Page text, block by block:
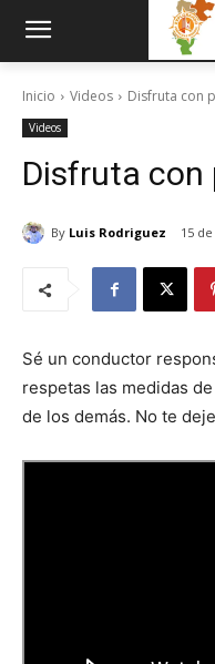
Inicio Videos Disfruta con
Videos
Disfruta con
By Luis Rodriguez 15
Sé un conductor
respetas las medidas
de los demás. No te